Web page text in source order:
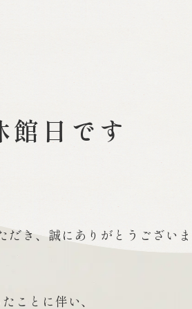
日です
だき、誠にありがとうござい
ことに伴い、